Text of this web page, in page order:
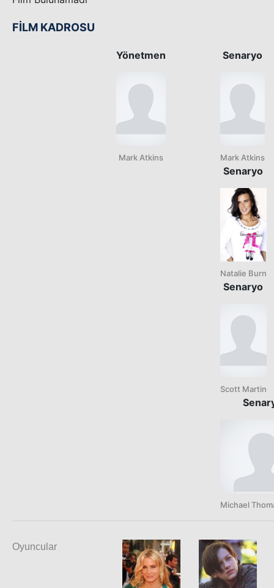
FİLM KADROSU
Yönetmen
Mark Atkins
Senaryo
Mark Atkins
Senaryo
Natalie Burn
Senaryo
Scott Martin
Michael
Oyuncular